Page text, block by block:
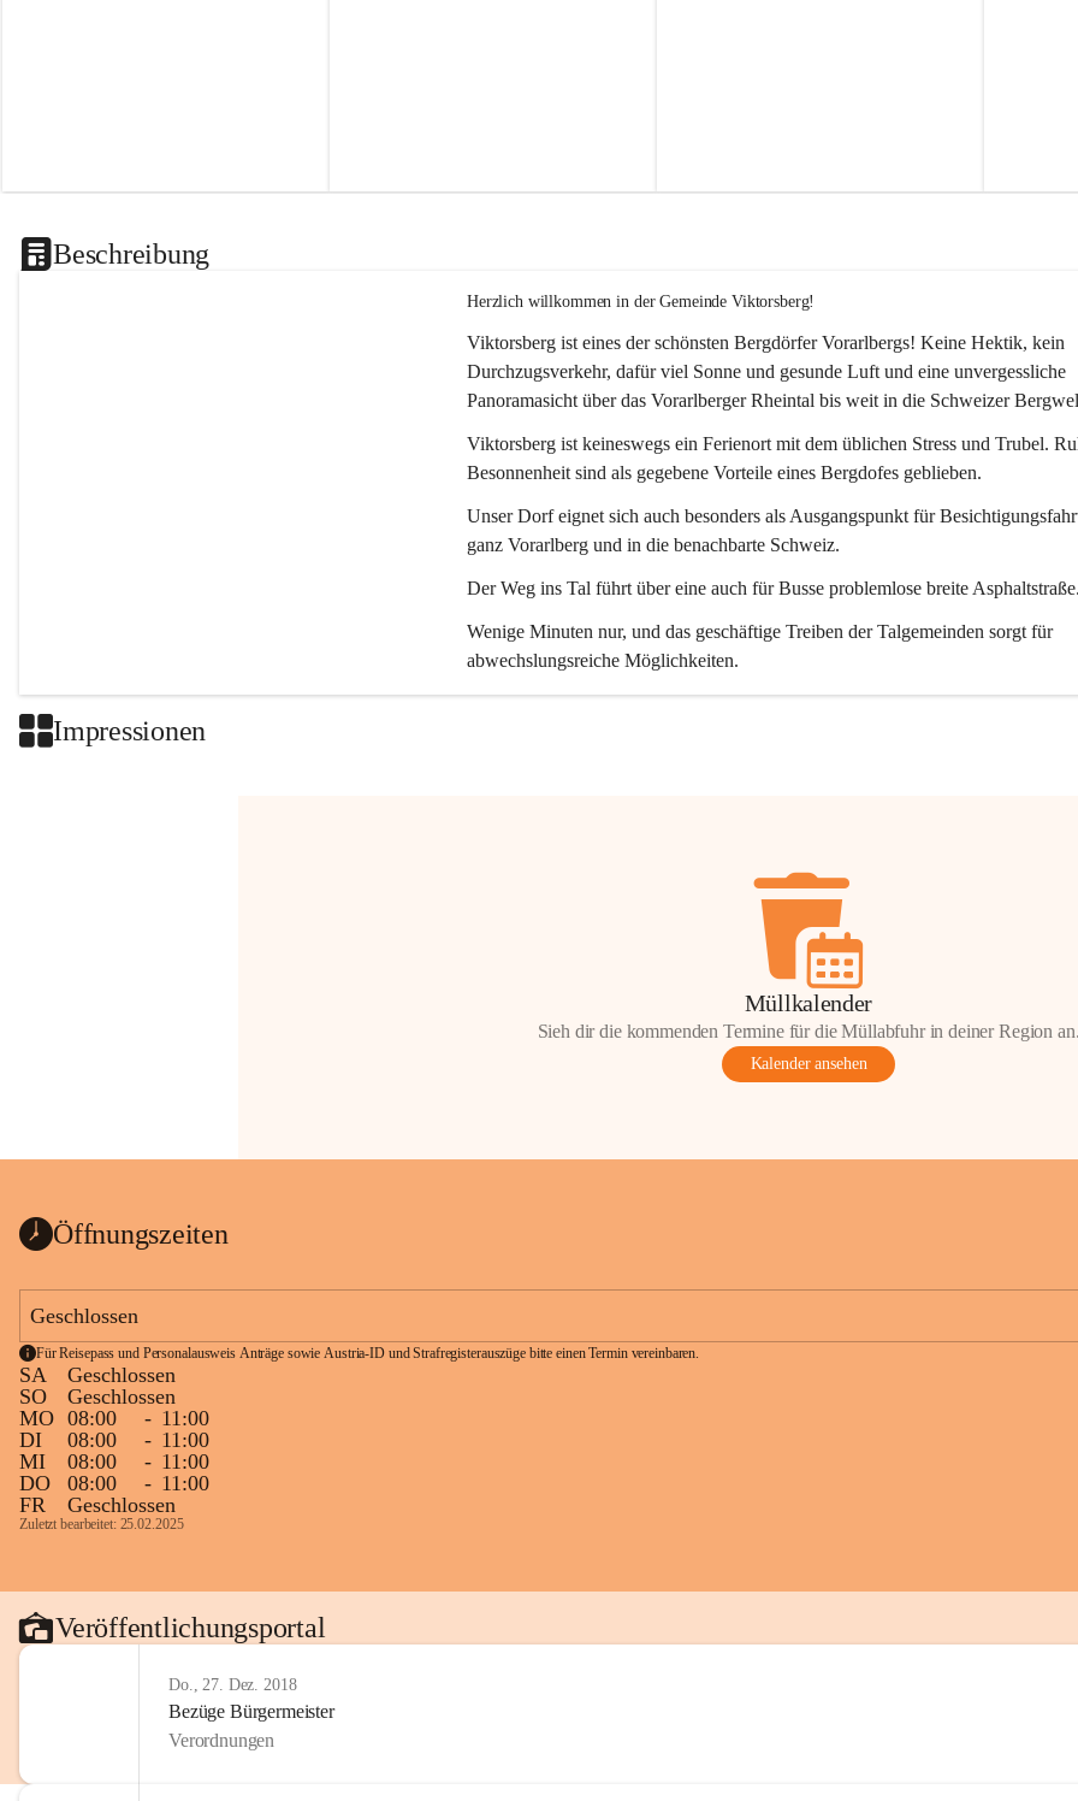
Beschreibung
Herzlich willkommen in der Gemeinde Viktorsberg!
Viktorsberg ist eines der schönsten Bergdörfer Vorarlbergs! Keine Hektik, kein
Durchzugsverkehr, dafür viel Sonne und gesunde Luft und eine unvergessliche
Panoramasicht über das Vorarlberger Rheintal bis weit in die Schweizer
Viktorsberg ist keineswegs ein Ferienort mit dem üblichen Stress und Trubel.
Besonnenheit sind als gegebene Vorteile eines Bergdofes geblieben.
Unser Dorf eignet sich auch besonders als Ausgangspunkt für
ganz Vorarlberg und in die benachbarte Schweiz.
Der Weg ins Tal führt über eine auch für Busse problemlose breite
Wenige Minuten nur, und das geschäftige Treiben der Talgemeinden sorgt für
abwechslungsreiche Möglichkeiten.
Impressionen
Müllkalender
Sieh dir die kommenden Termine für die Müllabfuhr in deiner Region
Kalender ansehen
Öffnungszeiten
Geschlossen
Für Reisepass und Personalausweis Anträge sowie Austria-ID und Strafregisterauszüge bitte einen Termin vereinbaren.
SA
Geschlossen
SO
Geschlossen
MO 08:00 - 11:00
DI
08:00 - 11:00
MI
08:00 - 11:00
DO
08:00 - 11:00
FR
Geschlossen
Zuletzt bearbeitet: 25.02.2025
Veröffentlichungsportal
Do., 27. Dez. 2018
Bezüge Bürgermeister
Verordnungen